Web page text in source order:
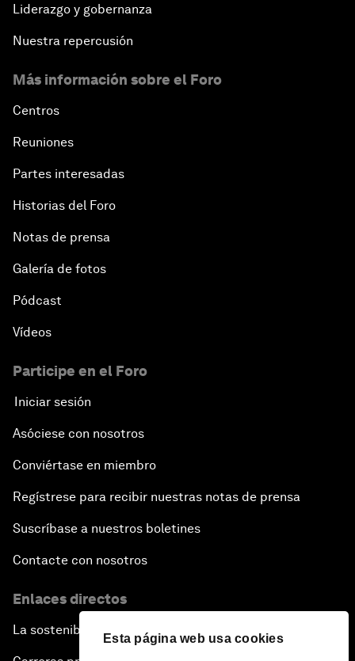
Esta página web usa cookies
Liderazgo y gobernanza
Nuestra repercusión
Más información sobre el Foro
Centros
Reuniones
Partes interesadas
Historias del Foro
Notas de prensa
Galería de fotos
Pódcast
Vídeos
Participe en el Foro
Iniciar sesión
Asóciese con nosotros
Conviértase en miembro
Regístrese para recibir nuestras notas de prensa
Suscríbase a nuestros boletines
Contacte con nosotros
Enlaces directos
La sostenibilidad en el Foro